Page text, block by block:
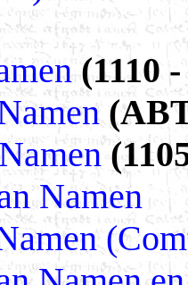
(1110
Namen